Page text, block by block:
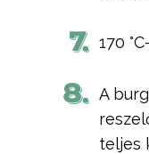
7. 170
8. A
teljes